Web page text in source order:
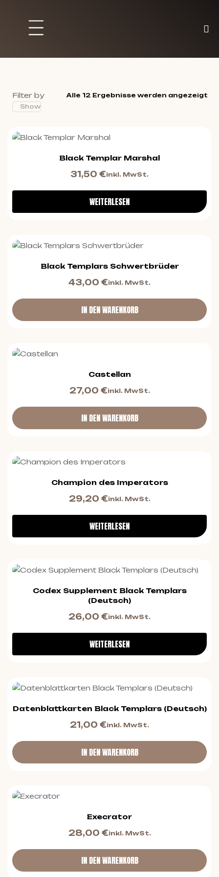
Filter by
Alle 12 Ergebnisse werden angezeigt
Show
Black Templar Marshal
31,50 €inkl. MwSt.
WEITERLESEN
Black Templars Schwertbrüder
43,00 €inkl. MwSt.
IN DEN WARENKORB
Castellan
27,00 €inkl. MwSt.
IN DEN WARENKORB
Champion des Imperators
29,20 €inkl. MwSt.
WEITERLESEN
Codex Supplement Black Templars
(Deutsch)
26,00 €inkl. MwSt.
WEITERLESEN
Datenblattkarten Black Templars (Deutsch)
21,00 €inkl. MwSt.
IN DEN WARENKORB
Execrator
28,00 €inkl. MwSt.
IN DEN WARENKORB